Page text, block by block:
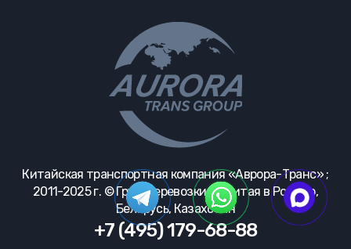
Китайская транспортная компания «Аврора-Транс» ;
2011-2025 г. © Грузоперевозки из Китая в Россию,
Беларусь, Казахстан
+7 (495) 179-68-88